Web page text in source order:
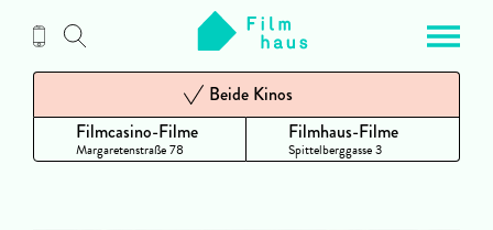
Inhalt
Filmcasino-Filme
Margaretenstraße 78
Beide Kinos
Filmhaus-Filme
Spittelberggasse 3